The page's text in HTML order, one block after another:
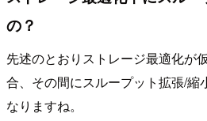
の？
先述のとおりストレージ最適化が
合、その間にスループット拡張/縮
なりますね。